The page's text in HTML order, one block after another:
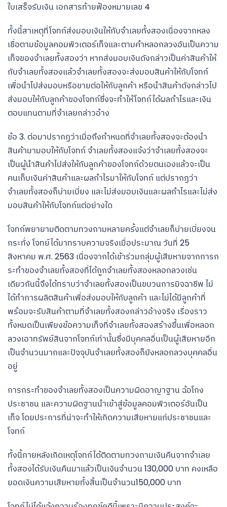
ใบเสร็จรับเงิน เอกสารท้ายฟ้องหมายเลข 4
ทั้งนี้สาเหตุที่โจทก์ส่งมอบเงินให้กับจำเลยทั้งสองเนื่องจากหลง
เชื่อตามข้อมูลคอมพิวเตอร์เท็จและตามคำหลอกลวงอันเป็นความ
เท็จของจำเลยทั้งสองว่า หากส่งมอบเงินดังกล่าวเป็นค่าสินค้าให้
กับจำเลยทั้งสองแล้วจำเลยทั้งสองจะส่งมอบสินค้าให้กับโจทก์
เพื่อนำไปส่งมอบหรือขายต่อให้กับลูกค้า หรือนำสินค้าดังกล่าวไป
ส่งมอบให้กับลูกค้าของโจทก์ซึ่งจะทำให้โจทก์ได้ผลกำไรและเงิน
ตอบแทนตามที่จำเลยกล่าวอ้าง
ข้อ 3. ต่อมาปรากฏว่าเมื่อถึงกำหนดที่จำเลยทั้งสองจะต้องนำ
สินค้ามามอบให้กับโจทก์ จำเลยทั้งสองแจ้งว่าจำเลยทั้งสองจะ
เป็นผู้นำสินค้าไปส่งให้กับลูกค้าของโจทก์ด้วยตนเองแล้วจะเป็น
คนเก็บเงินค่าสินค้าและผลกำไรมาให้กับโจทก์ แต่ปรากฏว่า
จำเลยทั้งสองก็บ่ายเบี่ยง และไม่ส่งมอบเงินและผลกำไรและไม่ส่ง
มอบสินค้าให้กับโจทก์แต่อย่างใด
โจทก์พยายามติดตามทวงถามหลายครั้งแต่จำเลยก็บ่ายเบี่ยงจน
กระทั่ง โจทย์ได้มาทราบความจริงเมื่อประมาณ วันที่ 25
สิงหาคม พ.ศ. 2563 เนื่องจากได้เข้าร่วมกลุ่มผู้เสียหายจากการก
ระทำของจำเลยทั้งสองที่ได้ถูกจำเลยทั้งสองหลอกลวงเช่น
เดียวกันนี้จึงได้ทราบว่าจำเลยทั้งสองเป็นขบวนการมิจฉาชีพ ไม่
ได้ทำการผลิตสินค้าเพื่อส่งมอบให้กับลูกค้า และไม่ได้มีลูกค้าที่
พร้อมจะรับสินค้าตามที่จำเลยทั้งสองกล่าวอ้างจริง เรื่องราว
ทั้งหมดเป็นเพียงข้อความเท็จที่จำเลยทั้งสองสร้างขึ้นเพื่อหลอก
ลวงเอาทรัพย์สินจากโจทก์เท่านั้นซึ่งมีบุคคลอื่นเป็นผู้เสียหายอีก
เป็นจำนวนมากและปัจจุบันจำเลยทั้งสองก็ยังหลอกลวงบุคคลอื่น
อยู่
การกระทำของจำเลยทั้งสองเป็นความผิดอาญาฐาน ฉ้อโกง
ประชาชน และความผิดฐานนำเข้าสู่ข้อมูลคอมพิวเตอร์อันเป็น
เท็จ โดยประการที่น่าจะทำให้เกิดความเสียหายแก่ประชาชนและ
โจทก์
ทั้งนี้ภายหลังเกิดเหตุโจทก์ได้ติดตามทวงถามเงินคืนจากจำเลย
ทั้งสองได้รับเงินคืนมาแล้วเป็นเงินจำนวน 130,000 บาท คงเหลือ
ยอดเงินความเสียหายทั้งสิ้นเป็นจำนวน150,000 บาท